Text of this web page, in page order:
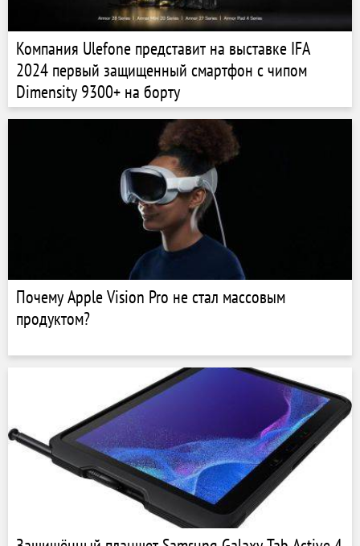
Компания Ulefone представит на выставке IFA
2024 первый защищенный смартфон с чипом
Dimensity 9300+ на борту
Почему Apple Vision Pro не стал массовым
продуктом?